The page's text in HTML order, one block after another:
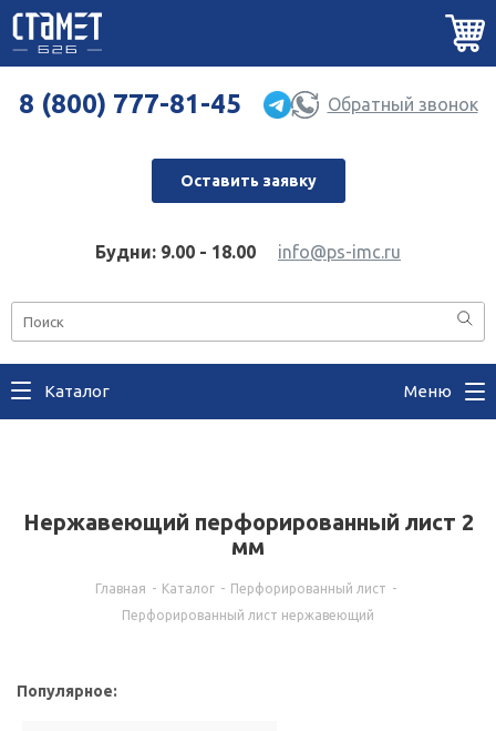
8 (800) 777-81-45 Обратный звонок
Оставить заявку
Будни: 9.00 - 18.00 info@ps-imc.ru
Каталог Меню
Нержавеющий перфорированный лист 2
мм
Главная - Каталог - Перфорированный лист -
Перфорированный лист нержавеющий
Популярное: